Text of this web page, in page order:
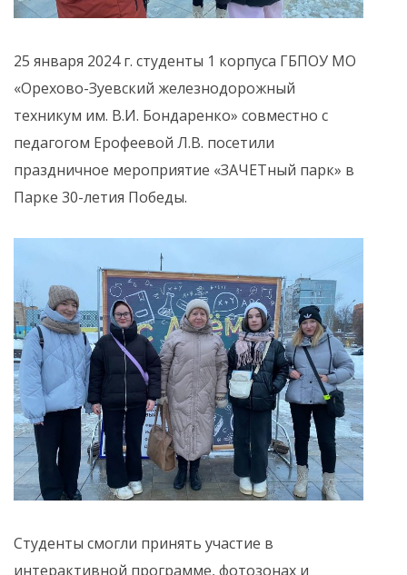
25 января 2024 г. студенты 1 корпуса ГБПОУ МО
«Орехово-Зуевский железнодорожный
техникум им. В.И. Бондаренко» совместно с
педагогом Ерофеевой Л.В. посетили
праздничное мероприятие «ЗАЧЕТный парк» в
Парке 30-летия Победы.
Студенты смогли принять участие в
интерактивной программе, фотозонах и